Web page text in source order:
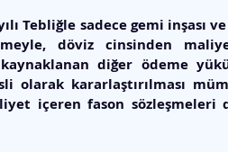
Tebliğle sadece gemi inşası
döviz cinsinden
kaynaklanan diğer ödeme
olarak kararlaştırılması
içeren fason sözleşmeleri